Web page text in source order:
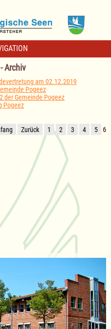
Archiv
am 02.12.2019
Pogeez
der Gemeinde Pogeez
Pogeez
Zurück 1 2 3 4 5 6